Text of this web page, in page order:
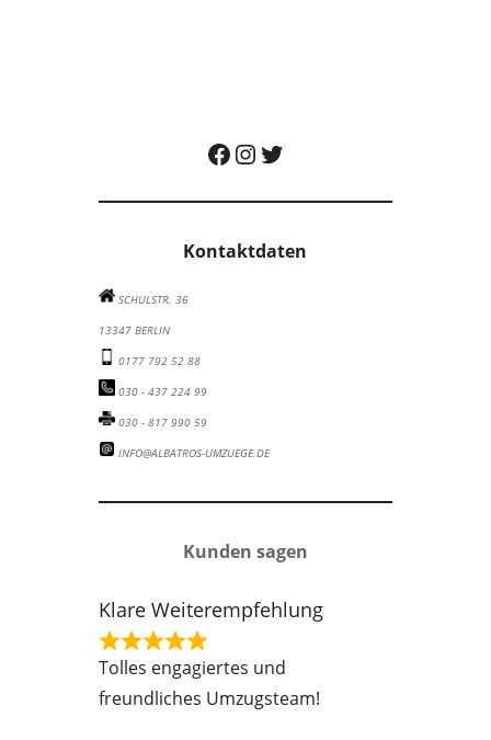
Albatros Umzugsunternehmen auf Facebook besuchen
Albatros Umzugsunternehmen auf Instagram besuchen
Albatros Umzugsunternehmen auf Twitter besuchen
Kontaktdaten
SCHULSTR. 36
13347 BERLIN
0177 792 52 88
030 - 437 224 99
030 - 817 990 59
INFO@ALBATROS-UMZUEGE.DE
Kunden sagen
Klare Weiterempfehlung
R
a
Tolles engagiertes und
freundliches Umzugsteam!